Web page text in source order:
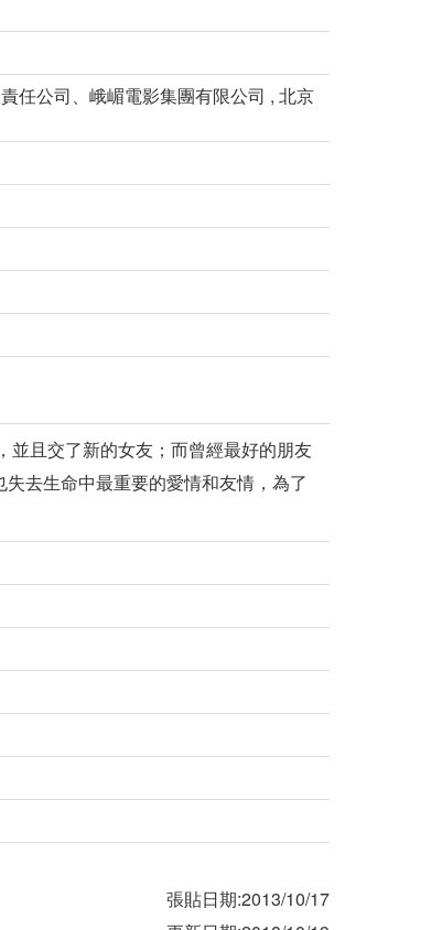
任公司、峨嵋電影集團有限公司 , 北京
並且交了新的女友；而曾經最好的朋友
去生命中最重要的愛情和友情，為了
張貼日期:2013/10/17